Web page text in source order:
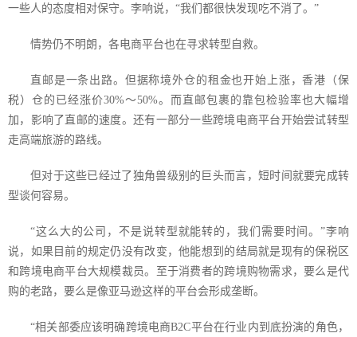
一些人的态度相对保守。李响说，“我们都很快发现吃不消了。”
情势仍不明朗，各电商平台也在寻求转型自救。
直邮是一条出路。但据称境外仓的租金也开始上涨，香港（保
税）仓的已经涨价30%～50%。而直邮包裹的靠包检验率也大幅增
加，影响了直邮的速度。还有一部分一些跨境电商平台开始尝试转型
走高端旅游的路线。
但对于这些已经过了独角兽级别的巨头而言，短时间就要完成转
型谈何容易。
“这么大的公司，不是说转型就能转的，我们需要时间。”李响
说，如果目前的规定仍没有改变，他能想到的结局就是现有的保税区
和跨境电商平台大规模裁员。至于消费者的跨境购物需求，要么是代
购的老路，要么是像亚马逊这样的平台会形成垄断。
“相关部委应该明确跨境电商B2C平台在行业内到底扮演的角色，